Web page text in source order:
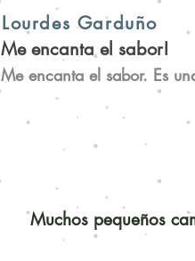
Lourdes Garduño
Me encanta el sabor!
Me encanta el sabor. Es
Muchos pequeños